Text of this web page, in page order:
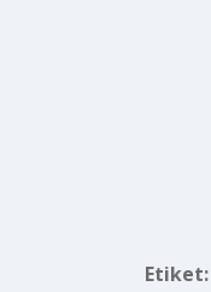
Etiket: